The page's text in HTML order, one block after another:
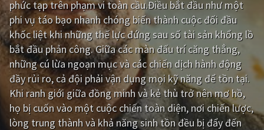
Giật gân Gia đình
Bí ẩn Lịch sử
Viễn Tây Tiểu sử
GameShow DramaTV
QUỐC GIA
phức tạp trên phạm vi toàn cầu.Điều bắt đầu như một
phi vụ táo bạo nhanh chóng biến thành cuộc đối đầu
khốc liệt khi những thế lực đứng sau số tài sản khổng lồ
bắt đầu phản công. Giữa các màn đấu trí căng thẳng,
những cú lừa ngoạn mục và các chiến dịch hành động
đầy rủi ro, cả đội phải vận dụng mọi kỹ năng để tồn tại.
Khi ranh giới giữa đồng minh và kẻ thù trở nên mơ hồ,
họ bị cuốn vào một cuộc chiến toàn diện, nơi chiến lược,
lòng trung thành và khả năng sinh tồn đều bị đẩy đến